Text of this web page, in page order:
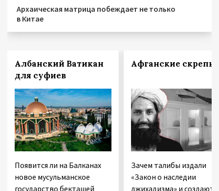
Архаическая матрица побеждает не только
в Китае
Албанский Ватикан
для суфиев
Появится ли на Балканах
новое мусульманское
государство бекташей
Афганские скрепы
Зачем талибы издали
«Закон о наследии
джихадизма» и создают